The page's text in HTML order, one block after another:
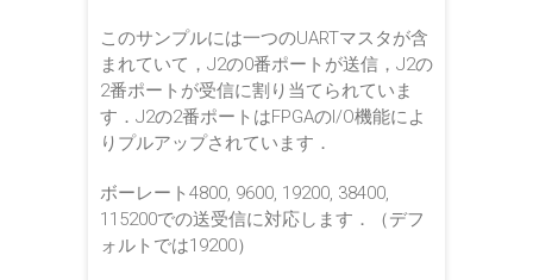
このサンプルには一つのUARTマスタが含
まれていて，J2の0番ポートが送信，J2の
2番ポートが受信に割り当てられていま
す．J2の2番ポートはFPGAのI/O機能によ
りプルアップされています．
ボーレート4800, 9600, 19200, 38400,
115200での送受信に対応します．（デフ
ォルトでは19200）